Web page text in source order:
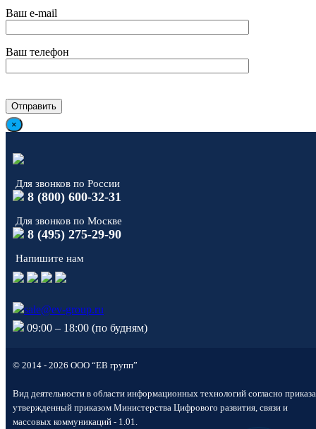
помочь вам. Напишите мне,
если у вас появятся вопросы.
Ваш e-mail
Ваш телефон
×
Для звонков по России
8 (800) 600-32-31
Для звонков по Москве
8 (495) 275-29-90
Напишите нам
sale@ev-group.ru
09:00 – 18:00 (по будням)
© 2014 - 2026 ООО “ЕВ групп”
Вид деятельности в области информационных технологий согласно приказа
утвержденный приказом Министерства Цифрового развития, связи и
массовых коммуникаций - 1.01.